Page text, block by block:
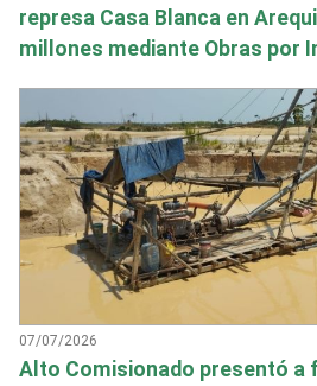
represa Casa Blanca en
millones mediante Obras por
07/07/2026
Alto Comisionado presentó a